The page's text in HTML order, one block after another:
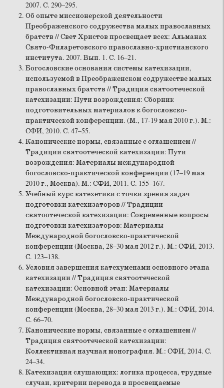
2007. С. 290–295.
Об опыте миссионерской деятельности
Преображенского содружества малых православных
братств // Свет Христов просвещает всех: Альманах
Свято-Филаретовского православно-христианского
института. 2007. Вып. 1. С. 16–21.
Богословские основания системы катехизации,
используемой в Преображенском содружестве малых
православных братств // Традиция святоотеческой
катехизации: Пути возрождения: Сборник
подготовительных материалов к богословско-
практической конференции. (М., 17-19 мая 2010 г.). М.:
СФИ, 2010. С. 47–55.
Канонические нормы, связанные с оглашением //
Традиции святоотеческой катехизации: Пути
возрождения: Материалы международной
богословско-практической конференции (17–19 мая
2010 г., Москва). М.: СФИ, 2011. С. 155–167.
Учебный курс катехетики с точки зрения задач
подготовки катехизаторов // Традиции
святоотеческой катехизации: Современные вопросы
подготовки катехизаторов: Материалы
Международной богословско-практической
конференции (Москва, 28–30 мая 2012 г.). М.: СФИ, 2013.
С. 123–138.
Условия завершения катехуменами основного этапа
катехизации // Традиция святоотеческой
катехизации: Основной этап: Материалы
Международной богословско-практической
конференции (Москва, 28–30 мая 2013 г.). М.: СФИ, 2014.
С. 66–70.
Канонические нормы, связанные с оглашением //
Традиция святоотеческой катехизации:
Коллективная научная монография. М.: СФИ, 2014. С.
24–34.
Катехизация слушающих: логика процесса, трудные
случаи, критерии перевода в просвещаемые